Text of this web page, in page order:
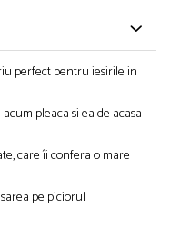
perfect pentru iesirile in
pleaca si ea de acasa
care îi confera o mare
pe piciorul